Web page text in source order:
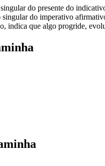
do presente do
singular do imperativo
indica que algo progride,